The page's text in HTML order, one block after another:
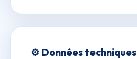
⚙️ Données techniques